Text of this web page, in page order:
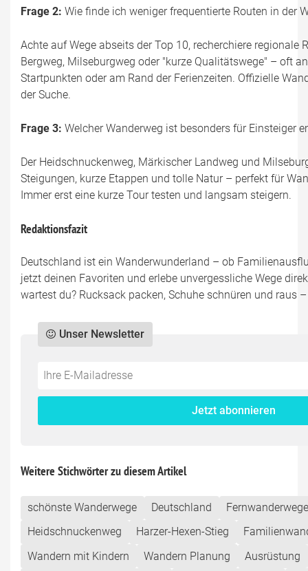
Frage 2: Wie finde ich weniger frequentierte Routen in der
Achte auf Wege abseits der Top 10, recherchiere regionale
Bergweg, Milseburgweg oder "kurze Qualitätswege" – oft
Startpunkten oder am Rand der Ferienzeiten. Offizielle
der Suche.
Frage 3: Welcher Wanderweg ist besonders für Einsteiger
Der Heidschnuckenweg, Märkischer Landweg und
Steigungen, kurze Etappen und tolle Natur – perfekt für
Immer erst eine kurze Tour testen und langsam steigern.
Redaktionsfazit
Deutschland ist ein Wanderwunderland – ob
jetzt deinen Favoriten und erlebe unvergessliche Wege
wartest du? Rucksack packen, Schuhe schnüren und raus
Do
fill
Unser Newsletter
*Ihre
Mailadresse:
Jetzt abonnieren
Weitere Stichwörter zu diesem Artikel
schönste Wanderwege Deutschland
Fernwanderwege
Heidschnuckenweg
Harzer-Hexen-Stieg
Wandern mit Kindern
Wandern Planung
Ausrüstung